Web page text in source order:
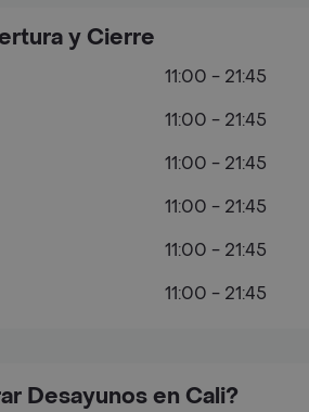
Desayunos en Cali?
y Cierre
11:00 - 21:45
11:00 - 21:45
11:00 - 21:45
11:00 - 21:45
11:00 - 21:45
11:00 - 21:45